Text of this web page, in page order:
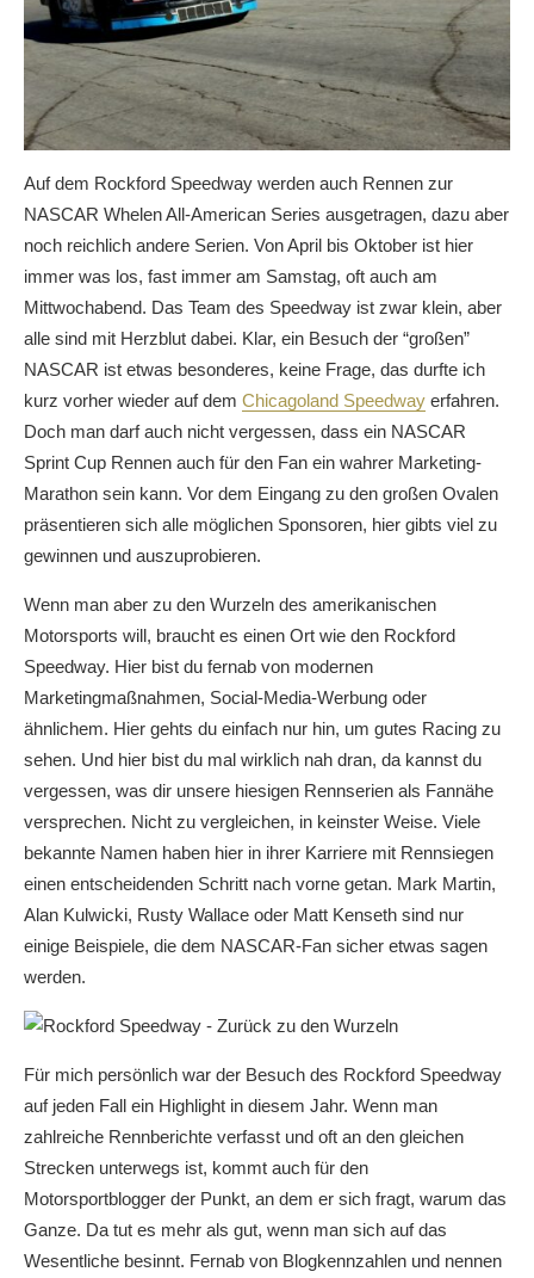
Auf dem Rockford Speedway werden auch Rennen zur
NASCAR Whelen All-American Series ausgetragen, dazu aber
noch reichlich andere Serien. Von April bis Oktober ist hier
immer was los, fast immer am Samstag, oft auch am
Mittwochabend. Das Team des Speedway ist zwar klein, aber
alle sind mit Herzblut dabei. Klar, ein Besuch der “großen”
NASCAR ist etwas besonderes, keine Frage, das durfte ich
kurz vorher wieder auf dem Chicagoland Speedway erfahren.
Doch man darf auch nicht vergessen, dass ein NASCAR
Sprint Cup Rennen auch für den Fan ein wahrer Marketing-
Marathon sein kann. Vor dem Eingang zu den großen Ovalen
präsentieren sich alle möglichen Sponsoren, hier gibts viel zu
gewinnen und auszuprobieren.
Wenn man aber zu den Wurzeln des amerikanischen
Motorsports will, braucht es einen Ort wie den Rockford
Speedway. Hier bist du fernab von modernen
Marketingmaßnahmen, Social-Media-Werbung oder
ähnlichem. Hier gehts du einfach nur hin, um gutes Racing zu
sehen. Und hier bist du mal wirklich nah dran, da kannst du
vergessen, was dir unsere hiesigen Rennserien als Fannähe
versprechen. Nicht zu vergleichen, in keinster Weise. Viele
bekannte Namen haben hier in ihrer Karriere mit Rennsiegen
einen entscheidenden Schritt nach vorne getan. Mark Martin,
Alan Kulwicki, Rusty Wallace oder Matt Kenseth sind nur
einige Beispiele, die dem NASCAR-Fan sicher etwas sagen
werden.
Für mich persönlich war der Besuch des Rockford Speedway
auf jeden Fall ein Highlight in diesem Jahr. Wenn man
zahlreiche Rennberichte verfasst und oft an den gleichen
Strecken unterwegs ist, kommt auch für den
Motorsportblogger der Punkt, an dem er sich fragt, warum das
Ganze. Da tut es mehr als gut, wenn man sich auf das
Wesentliche besinnt. Fernab von Blogkennzahlen und nennen